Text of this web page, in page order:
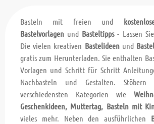
Basteln mit freien und
Bastelvorlagen und Basteltipps- Lassen
Die vielen kreativen Bastelideenund
gratis zum Herunterladen. Sie enthalten
Vorlagen und Schritt für Schritt
Nachbasteln und Gestalten.
verschiedensten Kategorien wie
Geschenkideen, Muttertag, Basteln mit
vieles mehr. Neben den ausführlichen